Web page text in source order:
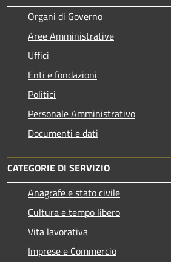
Organi di Governo
Aree Amministrative
Uffici
Enti e fondazioni
Politici
Personale Amministrativo
Documenti e dati
CATEGORIE DI SERVIZIO
Anagrafe e stato civile
Cultura e tempo libero
Vita lavorativa
Imprese e Commercio